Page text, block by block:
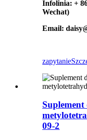
Infolinia: +
Wechat)
Email:
zapytanie
09-2